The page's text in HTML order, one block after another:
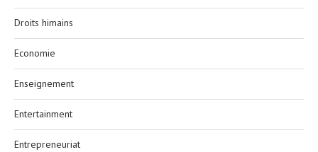
Droits himains
Economie
Enseignement
Entertainment
Entrepreneuriat